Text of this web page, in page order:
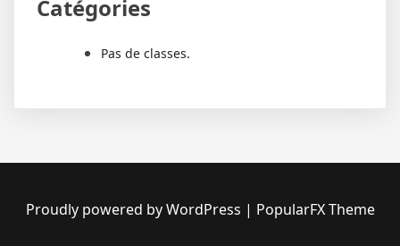
Catégories
Pas de classes.
Proudly powered by WordPress | PopularFX Theme